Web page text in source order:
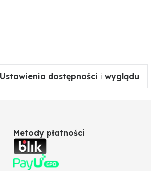
Ustawienia dostępności i wyglądu
Metody płatności